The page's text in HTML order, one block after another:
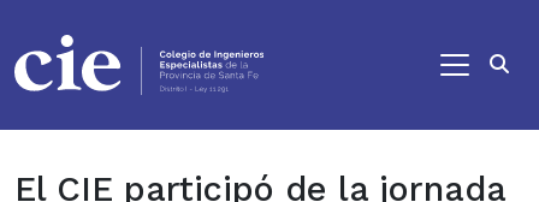
El CIE participó de la jornada